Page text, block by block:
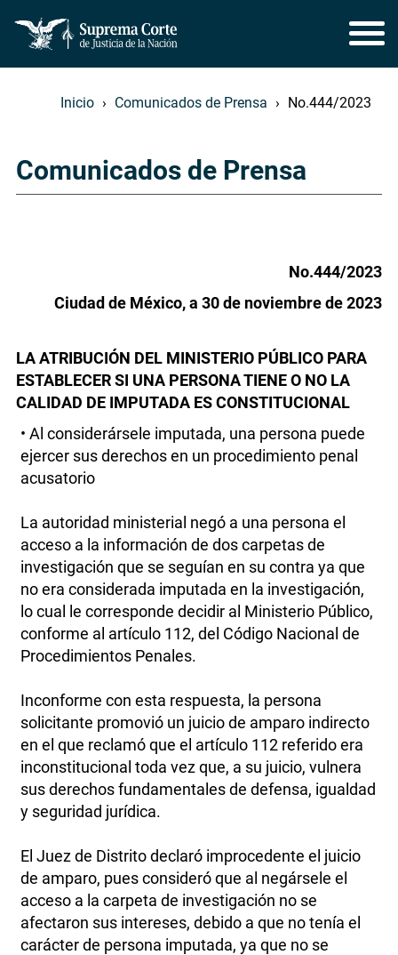
Inicio Comunicados de Prensa No.444/2023
Comunicados de Prensa
No.444/2023
Ciudad de México, a 30 de noviembre de 2023
LA ATRIBUCIÓN DEL MINISTERIO PÚBLICO PARA
ESTABLECER SI UNA PERSONA TIENE O NO LA
CALIDAD DE IMPUTADA ES CONSTITUCIONAL
• Al considerársele imputada, una persona puede
ejercer sus derechos en un procedimiento penal
acusatorio
La autoridad ministerial negó a una persona el
acceso a la información de dos carpetas de
investigación que se seguían en su contra ya que
no era considerada imputada en la investigación,
lo cual le corresponde decidir al Ministerio Público,
conforme al artículo 112, del Código Nacional de
Procedimientos Penales.
Inconforme con esta respuesta, la persona
solicitante promovió un juicio de amparo indirecto
en el que reclamó que el artículo 112 referido era
inconstitucional toda vez que, a su juicio, vulnera
sus derechos fundamentales de defensa, igualdad
y seguridad jurídica.
El Juez de Distrito declaró improcedente el juicio
de amparo, pues consideró que al negársele el
acceso a la carpeta de investigación no se
afectaron sus intereses, debido a que no tenía el
carácter de persona imputada, ya que no se